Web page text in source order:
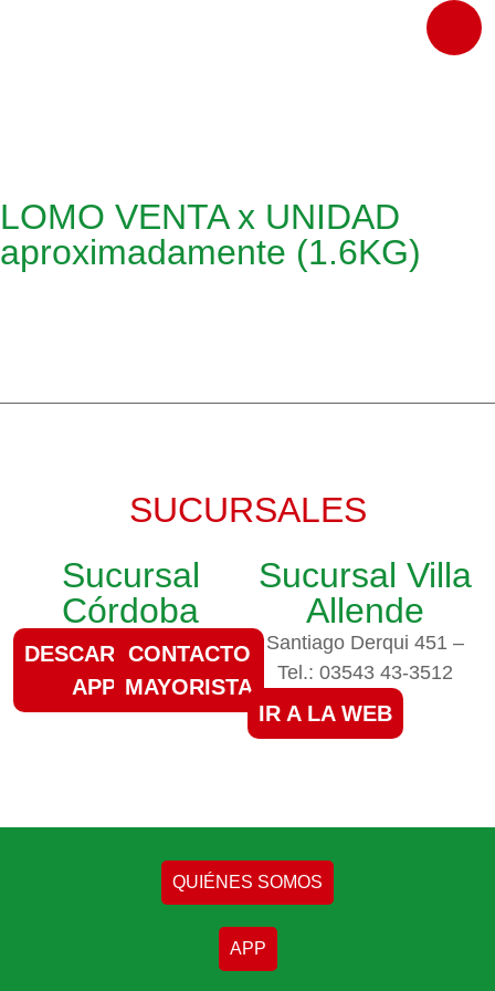
LOMO VENTA x UNIDAD
aproximadamente (1.6KG)
SUCURSALES
Sucursal
Córdoba
DESCARGAR
APP
CONTACTO
MAYORISTA
Sucursal Villa
Allende
Santiago Derqui 451 –
Tel.: 03543 43-3512
IR A LA WEB
QUIÉNES SOMOS
APP